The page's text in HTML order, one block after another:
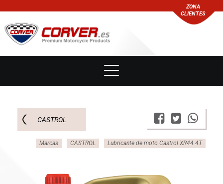
ZONA
CLIENTES
CASTROL
Marcas CASTROL Lubricante de moto Castrol XR44 4T